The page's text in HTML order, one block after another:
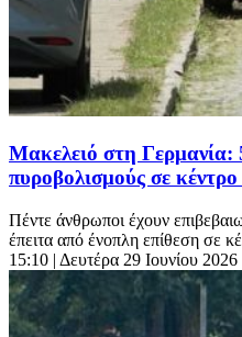
Μακελειό στη Γερμανία:
πυροβολισμούς σε
Πέντε άνθρωποι έχουν
έπειτα από ένοπλη επίθεση σε
15:10 | Δευτέρα 29 Ιουνίου 2026